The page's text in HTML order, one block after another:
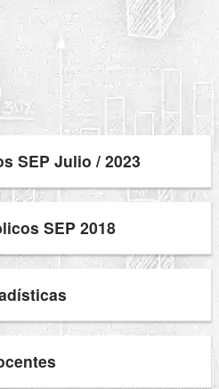
SEP Julio / 2023
SEP 2018